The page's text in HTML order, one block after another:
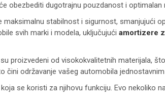
obezbediti dugotrajnu pouzdanost i optimalan
maksimalnu stabilnost i sigurnost, smanjujući
svih marki i modela, uključujući amortizere
su proizvedeni od visokokvalitetnih materijala,
čini održavanje vašeg automobila
se koristi za njihovu funkciju. Evo nekoliko